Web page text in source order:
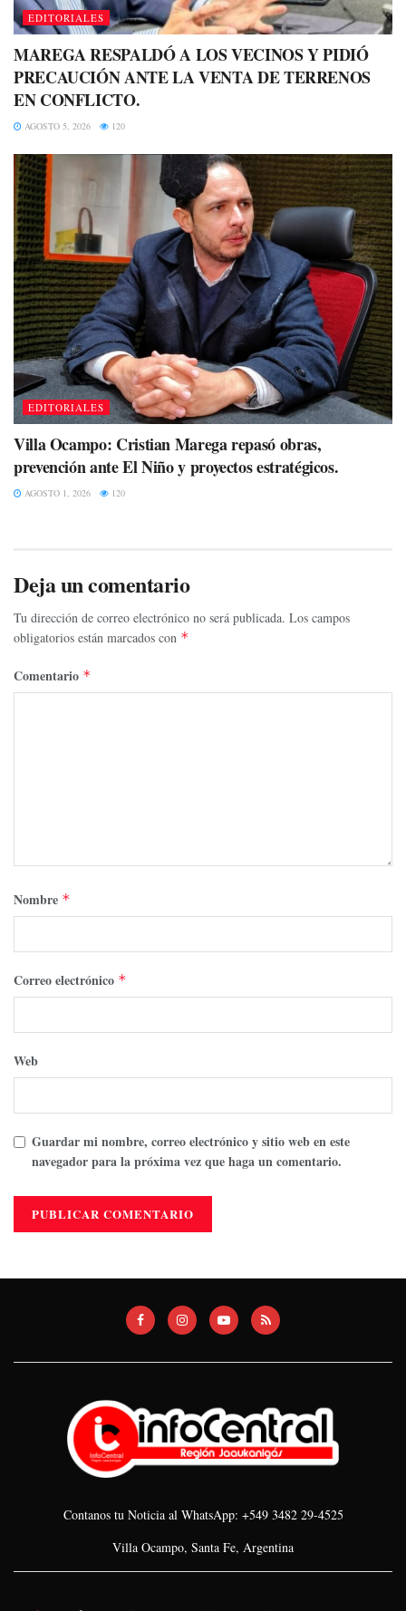
EDITORIALES
MAREGA RESPALDÓ A LOS VECINOS Y PIDIÓ
PRECAUCIÓN ANTE LA VENTA DE TERRENOS
EN CONFLICTO.
AGOSTO 5, 2026 120
EDITORIALES
Villa Ocampo: Cristian Marega repasó obras,
prevención ante El Niño y proyectos estratégicos.
AGOSTO 1, 2026 120
Deja un comentario
Tu dirección de correo electrónico no será publicada. Los campos
obligatorios están marcados con *
Comentario *
Nombre *
Correo electrónico *
Web
Guardar mi nombre, correo electrónico y sitio web en este
navegador para la próxima vez que haga un comentario.
Contanos tu Noticia al WhatsApp: +549 3482 29-4525
Villa Ocampo, Santa Fe, Argentina